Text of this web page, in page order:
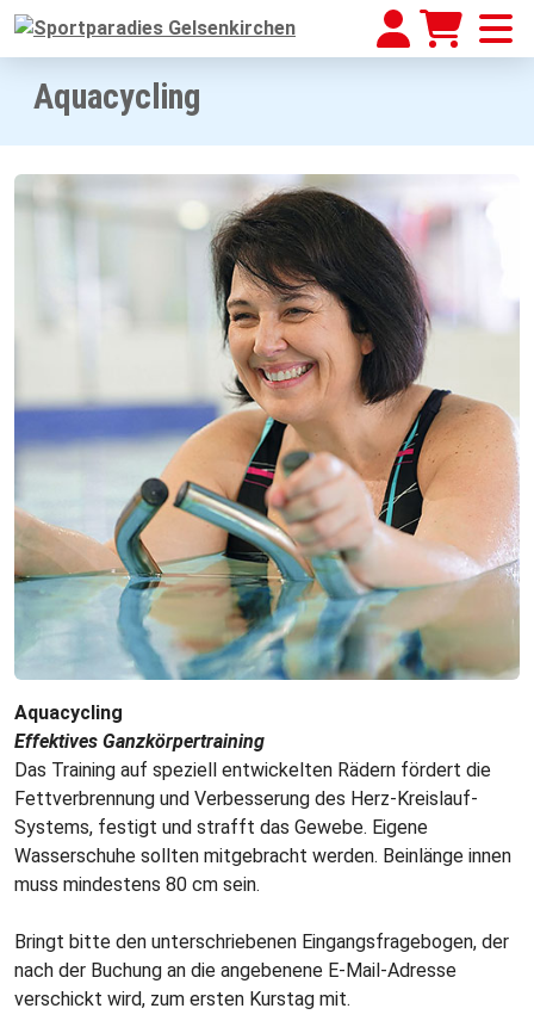
Aquacycling
Aquacycling
Effektives Ganzkörpertraining
Das Training auf speziell entwickelten Rädern fördert die
Fettverbrennung und Verbesserung des Herz-Kreislauf-
Systems, festigt und strafft das Gewebe. Eigene
Wasserschuhe sollten mitgebracht werden. Beinlänge innen
muss mindestens 80 cm sein.
Bringt bitte den unterschriebenen Eingangsfragebogen, der
nach der Buchung an die angebenene E-Mail-Adresse
verschickt wird, zum ersten Kurstag mit.